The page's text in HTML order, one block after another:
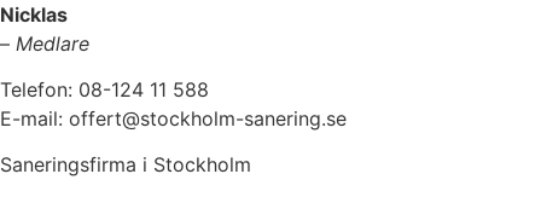
Nicklas
– Medlare
Telefon: 08-124 11 588
E-mail: offert@stockholm-sanering.se
Saneringsfirma i Stockholm